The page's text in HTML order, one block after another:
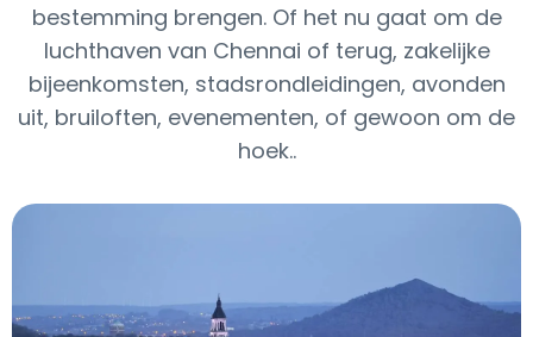
bestemming brengen. Of het nu gaat om de
luchthaven van Chennai of terug, zakelijke
bijeenkomsten, stadsrondleidingen, avonden
uit, bruiloften, evenementen, of gewoon om de
hoek..